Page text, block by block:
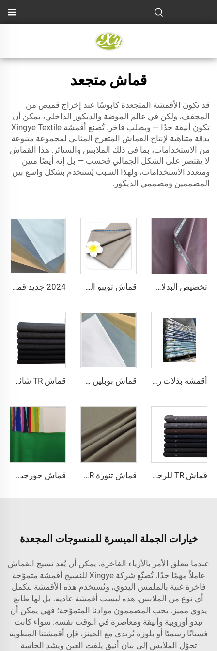
قماش متجعد
قد تكون الأقمشة المتجعدة كابوسًا عند إخراج قميص من
المجفف، ولكن في عالم الموضة والديكور الداخلي، يمكن أن
تكون أنيقة جدًا — وبطلب فاخر. تُصنع أقمشة Xingye Textile
بدقة متناهية لإنتاج القماش المتعرج المثالي لمجموعة متنوعة
من الاستخدامات، بما في ذلك الملابس والستائر. هذا القماش
لا يقتصر على الشكل الجمالي فحسب — بل إنه أيضًا متين
ومتعدد الاستخدامات، ولهذا السبب يُستخدم بشكل واسع بين
المصممين ومصممي الديكور.
تخصيص البدلات لانا TR سوبر لامع قماش بدلة لمarket السوق الأفريقي قماش تويبو المخصص من البوليستر والفيزاوس مع تمدد مناسب للجلابيات والقمصان وتنانير الأولاد بنمط أحادي للأولاد والرجال 2024 جديد قماش بوبلين أبيض TC 110*76 65 بوليستر 35 قطن للبطانة
أقمشة بذلات رخيصة الجملة TR Serge بجودة عالية من قطن البوليستر المخلوط قماش بوبلين TC 65/35 110gsm قماش مدمج من البوليستر والقطن لملابس العمل والزي الطبي قماش TR شائع للتنورة الرجالية، قماش TR عالي الجودة للتصدير بالجملة من الصين بألوان جميلة ومتوفر من المصنع
قماش TR للرجال 80 بوليستر و20 فيزاك لقمصان الرجال قماش تنورة TR بسعر تنافسي 65 بوليستر و35 فيزاك قماش موحد للرجال قماش جورجيت شيفون مسطح مصنوع من القماش المنسوج للفساتين
خيارات الجملة الميسرة للمنسوجات المجعدة
عندما يتعلق الأمر بالأزياء الفاخرة، يمكن أن يُعد نسيج القماش
عاملاً مهمًا جدًا. تُصنّع شركة Xingye للنسيج أقمشة متموّجة
فاخرة غنية بالملمس اليدوي، وتُستخدم هذه الأقمشة لتكمل
أي نوع من الملابس. هذه ليست أقمشة عادية، بل لها طابع
يدوي مميز. يحب المصممون موادنا المتموّجة؛ فهي يمكن أن
تبدو أوروبية وأنيقة ومعاصرة في الوقت نفسه. سواء كانت
فستانًا رسميًا أو بلوزة تُرتدى مع الجينز، فإن أقمشتنا المطوية
تحوّل الملابس إلى بيان أنيق يلفت العين ويشد الحاسة